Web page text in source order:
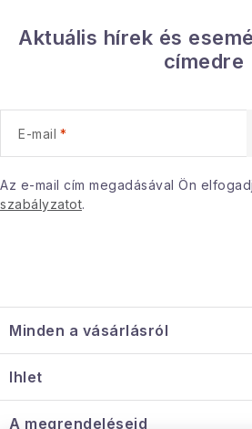
s
e
m
e
i
Aktuális hírek és
címedre
E-mail
Az e-mail cím megadásával Ön
szabályzatot.
á
b
é
c
Minden a vásárlásról
Információ a mellékletről
Ihlet
A megrendeléseid